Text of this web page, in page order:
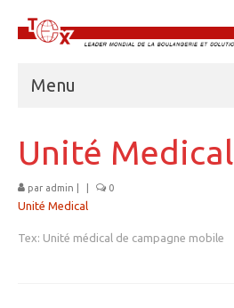
Menu
BOULANGERIES
CUISINES
UNITÉS FRIGORIFIQUES
Unité Medical
par admin 0
Unité Medical
Tex: Unité médical de campagne mobile